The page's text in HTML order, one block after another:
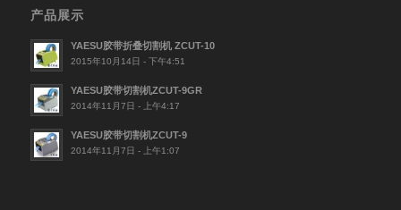
产品展示
YAESU胶带折叠切割机 ZCUT-10
2015年10月14日 - 下午4:51
YAESU胶带切割机ZCUT-9GR
2014年11月7日 - 上午4:17
YAESU胶带切割机ZCUT-9
2014年11月7日 - 上午1:07